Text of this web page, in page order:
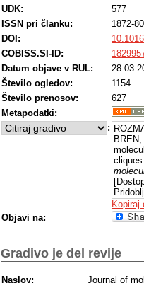
UDK:
577
ISSN pri članku:
1872-
DOI:
COBISS.SI-ID:
Datum objave v RUL:
Število ogledov:
1154
Število prenosov:
627
Metapodatki:
:
Kopiraj
Objavi na:
Gradivo je del revije
Naslov:
Journal of